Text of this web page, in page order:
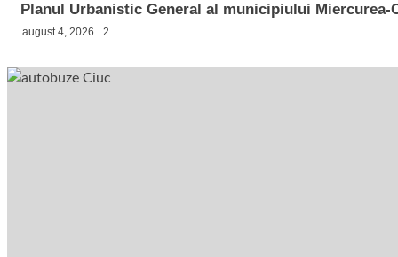
Planul Urbanistic General al municipiului Miercurea-
august 4, 2026 2